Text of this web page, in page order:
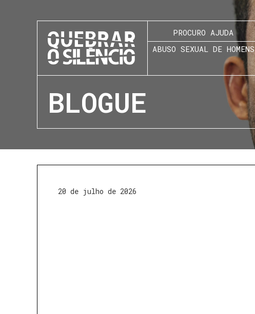
PROCURO AJUDA
ABUSO SEXUAL DE HOMENS
BLOGUE
20 de julho de 2026